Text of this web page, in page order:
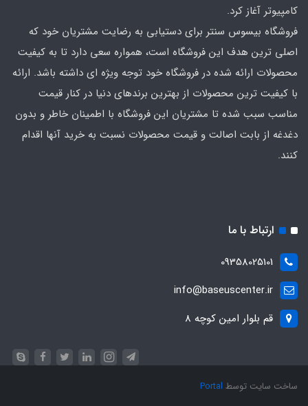
کامپیوتر آغاز کرد.
فروشگاه بیسوس سنتر برای دستیابی به رضایت مشتریان خود که
اصلی‌ ترین هدف این فروشگاه است، همواره سعی دارد تا به کیفیت
محصولات ارائه شده در فروشگاه خود توجه ویژه ای داشته باشد. ارائه
با کیفیت‌ ترین محصولات از بهترین برندهای دنیا در کنار قیمت
مناسب سبب شده تا مشتریان این فروشگاه با اطمینان خاطر و بدون
دغدغه از بابت اصالت و قیمت محصولات نسبت به خرید آنها اقدام
کنند.
ارتباط با ما
09358025101
info@baseuscenter.ir
قم بلوار امین کوچه 8
ساخت سایت توسط Portal